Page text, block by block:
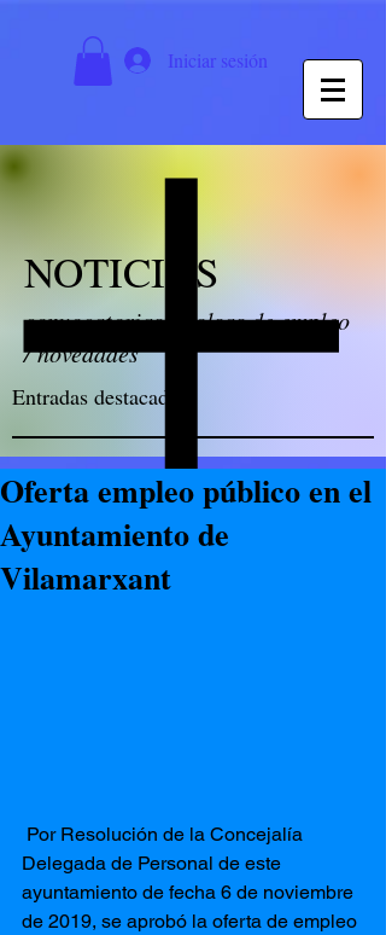
Iniciar sesión
NOTICIAS
convocatorias / bolsas de empleo
/ novedades
Entradas destacadas
Oferta empleo público en el
Ayuntamiento de
Vilamarxant
Delegada de Personal de este
ayuntamiento de fecha 6 de noviembre
de 2019, se aprobó la oferta de empleo